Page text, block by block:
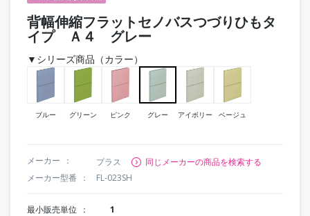
背幅伸縮フラットセノバスつづりひもタ
イプ Ａ４ グレー
▼シリーズ商品（カラー）
ブルー グリーン ピンク グレー アイボリー ベージュ
メーカー プラス
同じメーカーの商品を検索する
メーカー型番
FL-023SH
最小販売単位 1